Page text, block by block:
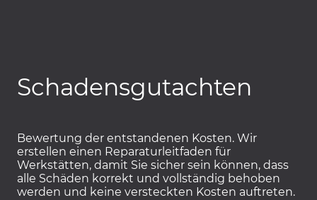
Schadensgutachten
Bewertung der entstandenen Kosten. Wir
erstellen einen Reparaturleitfaden für
Werkstätten, damit Sie sicher sein können, dass
alle Schäden korrekt und vollständig behoben
werden und keine versteckten Kosten auftreten.